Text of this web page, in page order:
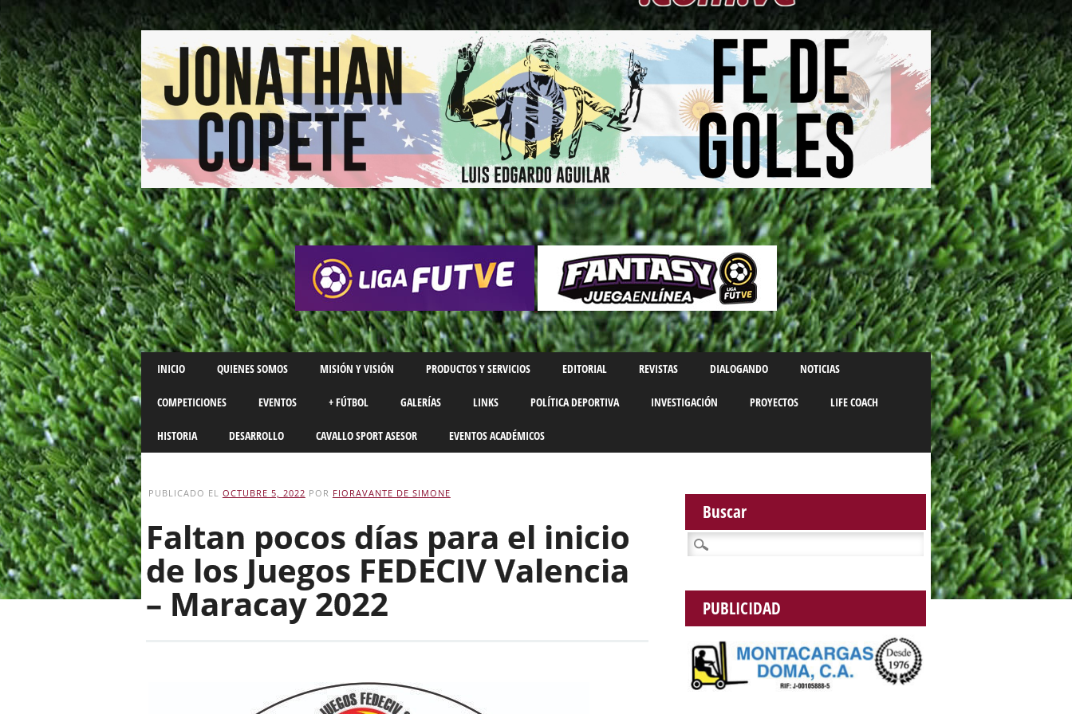
Main menu
Skip
to
content
INICIO QUIENES SOMOS MISIÓN Y VISIÓN PRODUCTOS Y SERVICIOS EDITORIAL REVISTAS DIALOGANDO NOTICIAS
COMPETICIONES EVENTOS + FÚTBOL GALERÍAS LINKS POLÍTICA DEPORTIVA INVESTIGACIÓN PROYECTOS LIFE COACH
HISTORIA DESARROLLO CAVALLO SPORT ASESOR EVENTOS ACADÉMICOS
PUBLICADO EL OCTUBRE 5, 2022 POR FIORAVANTE DE SIMONE
Faltan pocos días para el inicio
de los Juegos FEDECIV Valencia
– Maracay 2022
Buscar
Buscar:
PUBLICIDAD